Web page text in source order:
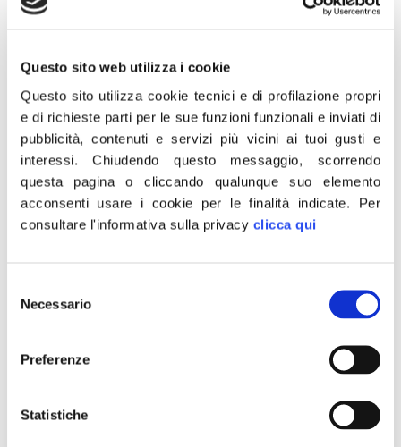
Questo sito web utilizza i cookie
Questo sito utilizza cookie tecnici e di profilazione propri
e di richieste parti per le sue funzioni funzionali e inviati di
pubblicità, contenuti e servizi più vicini ai tuoi gusti e
interessi.Chiudendo questo messaggio, scorrendo
questa pagina o cliccando qualunque suo elemento
acconsenti usare i cookie per le finalità indicate. Per
consultare l'informativa sulla privacy clicca qui
delNecessario
Preferenze
Statistiche
seguito alle ferite riportate dopo l’esplosione, avvenuta
giorni fa, non ce l’ha fatta. Una tragedia incredibile, un
uomo generoso e perbene che difendeva ogni giorno
la sua comunità e che si è sacrificato per essa. A
nome mio e di Fratelli d’Italia esprimo cordoglio alla
famiglia e a tutti i cittadini di Rocca di Papa”.
Meloni.